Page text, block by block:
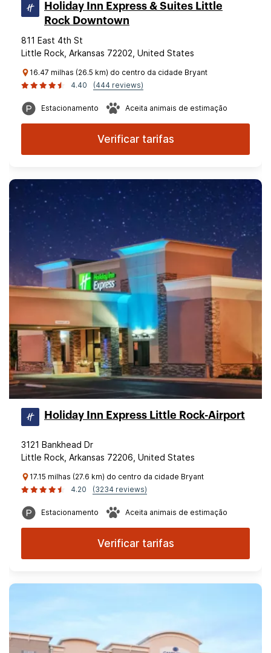
Holiday Inn Express & Suites Little
Rock Downtown
811 East 4th St
Little Rock, Arkansas 72202, United States
16.47 milhas (26.5 km) do centro da cidade Bryant
4.40
(444 reviews)
Estacionamento Aceita animais de estimação
Verificar tarifas
Holiday Inn Express Little Rock-Airport
3121 Bankhead Dr
Little Rock, Arkansas 72206, United States
17.15 milhas (27.6 km) do centro da cidade Bryant
4.20
(3234 reviews)
Estacionamento Aceita animais de estimação
Verificar tarifas